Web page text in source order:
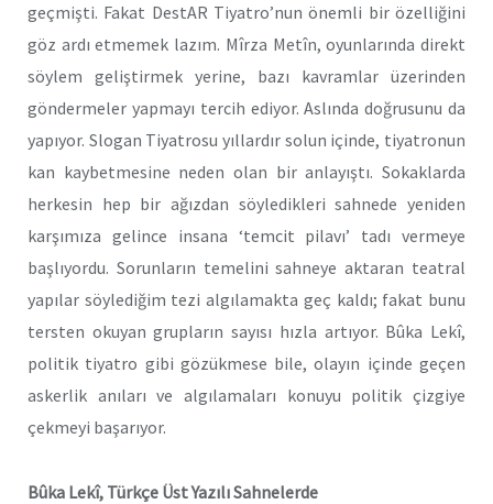
geçmişti. Fakat DestAR Tiyatro’nun önemli bir özelliğini
göz ardı etmemek lazım. Mîrza Metîn, oyunlarında direkt
söylem geliştirmek yerine, bazı kavramlar üzerinden
göndermeler yapmayı tercih ediyor. Aslında doğrusunu da
yapıyor. Slogan Tiyatrosu yıllardır solun içinde, tiyatronun
kan kaybetmesine neden olan bir anlayıştı. Sokaklarda
herkesin hep bir ağızdan söyledikleri sahnede yeniden
karşımıza gelince insana ‘temcit pilavı’ tadı vermeye
başlıyordu. Sorunların temelini sahneye aktaran teatral
yapılar söylediğim tezi algılamakta geç kaldı; fakat bunu
tersten okuyan grupların sayısı hızla artıyor. Bûka Lekî,
politik tiyatro gibi gözükmese bile, olayın içinde geçen
askerlik anıları ve algılamaları konuyu politik çizgiye
çekmeyi başarıyor.
Bûka Lekî, Türkçe Üst Yazılı Sahnelerde